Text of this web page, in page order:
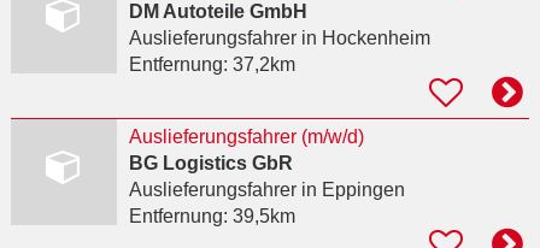
DM Autoteile GmbH
Auslieferungsfahrerin Hockenheim
Entfernung: 37,2km
Auslieferungsfahrer (m/w/d)
BG Logistics GbR
Auslieferungsfahrerin Eppingen
Entfernung: 39,5km